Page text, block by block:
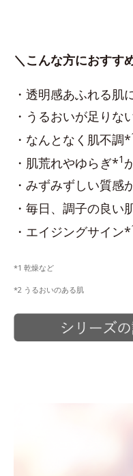
＼こんな方におすす
・透明感あふれる肌
・うるおいが足りな
・なんとなく肌不調*
・肌荒れやゆらぎ*1
・みずみずしい質感
・毎日、調子の良い
・エイジングサイン*
*1 乾燥など
*2 うるおいのある肌